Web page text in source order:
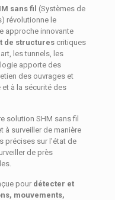
sans fil (Systèmes de
révolutionne le
approche innovante
de structurescritiques
les tunnels, les
apporte des
des ouvrages et
à la sécurité des
solution SHM sans fil
à surveiller de manière
précises sur l’état de
de près
pour détecter et
mouvements,